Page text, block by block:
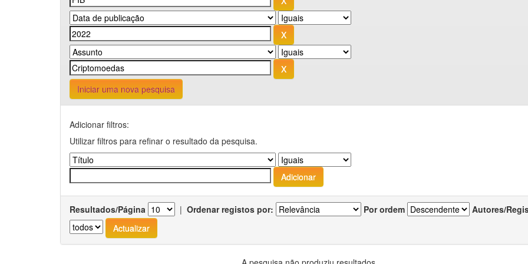
Iniciar uma nova pesquisa
Adicionar filtros:
Utilizar filtros para refinar o resultado da pesquisa.
Resultados/Página | Ordenar registos por: Por ordem Autores/